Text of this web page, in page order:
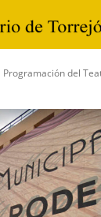
Programación del